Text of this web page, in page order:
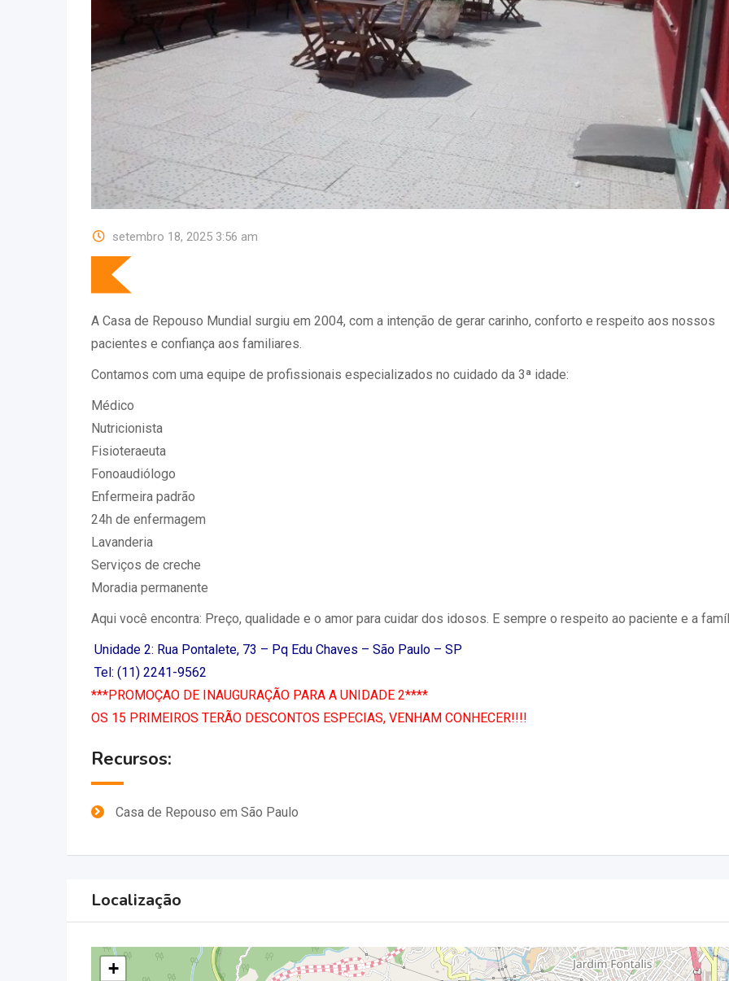
setembro 18, 2025 3:56 am
A Casa de Repouso Mundial surgiu em 2004, com a intenção de gerar carinho, conforto e respeito aos nossos
pacientes e confiança aos familiares.
Contamos com uma equipe de profissionais especializados no cuidado da 3ª idade:
Médico
Nutricionista
Fisioteraeuta
Fonoaudiólogo
Enfermeira padrão
24h de enfermagem
Lavanderia
Serviços de creche
Moradia permanente
Aqui você encontra: Preço, qualidade e o amor para cuidar dos idosos. E sempre o respeito ao paciente e a
Unidade 2: Rua Pontalete, 73 – Pq Edu Chaves – São Paulo – SP
Tel: (11) 2241-9562
***PROMOÇAO DE INAUGURAÇÃO PARA A UNIDADE 2****
OS 15 PRIMEIROS TERÃO DESCONTOS ESPECIAS, VENHAM CONHECER!!!!
Recursos:
Casa de Repouso em São Paulo
Localização
+